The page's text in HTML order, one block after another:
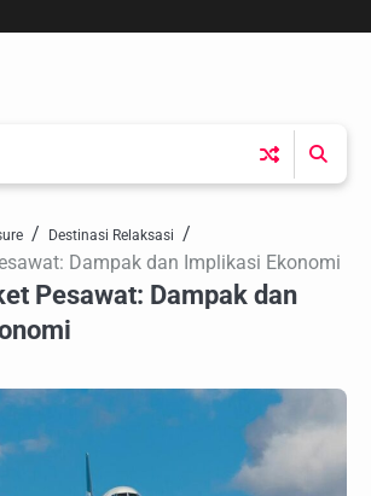
Destinasi Relaksasi
Dampak dan Implikasi Ekonomi
Pesawat: Dampak dan